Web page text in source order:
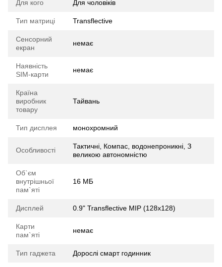
Для кого Для чоловіків
Тип матриці Transflective
Сенсорний
екран
немає
Наявність
SIM-карти
немає
Країна
виробник
товару
Тайвань
Тип дисплея монохромний
Особливості
Тактичні, Компас, водонепроникні, З
великою автономністю
Об`єм
внутрішньої
пам`яті
16 МБ
Дисплей 0.9" Transflective MIP (128x128)
Карти
пам`яті
немає
Тип гаджета Дорослі смарт годинник